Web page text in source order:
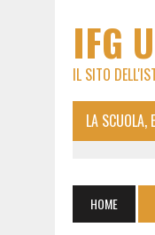
IFG
IL SITO
LA SCUOLA,
HOME